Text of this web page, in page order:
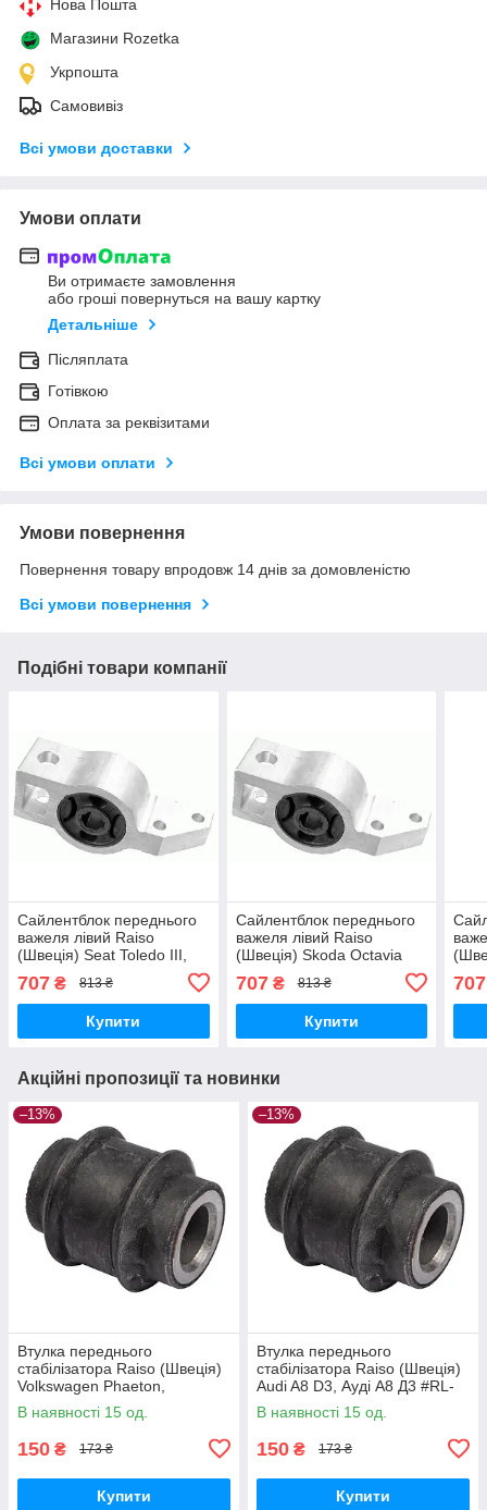
Нова Пошта
Магазини Rozetka
Укрпошта
Самовивіз
Всі умови доставки
Умови оплати
Ви отримаєте замовлення
або гроші повернуться на вашу картку
Детальніше
Післяплата
Готівкою
Оплата за реквізитами
Всі умови оплати
Умови повернення
Повернення товару впродовж 14 днів за домовленістю
Всі умови повернення
Подібні товари компанії
Сайлентблок переднього
важеля лівий Raiso
(Швеція) Seat Toledo III,
Сеат Толедо 3 04-09 #RL-
101231W UAZXUCC17
707 ₴ 813 ₴
Купити
Сайлентблок переднього
важеля лівий Raiso
(Швеція) Skoda Octavia
(A5), Октавія 04-13 #RL-
101231W UAWZCDS17
707₴ 813 ₴
Купити
707
Акційні пропозиції та новинки
–13%
Втулка переднього
стабілізатора Raiso (Швеція)
Volkswagen Phaeton,
Фольксваген Фаетон #RL-
3D0317C UAPZJJK17
В наявності 15 од.
150 ₴ 173 ₴
Купити
–13%
Втулка переднього
стабілізатора Raiso (Швеція)
Audi A8 D3, Ауді А8 Д3 #RL-
3D0317C UAPZJJK17
В наявності 15 од.
150 ₴ 173 ₴
Купити